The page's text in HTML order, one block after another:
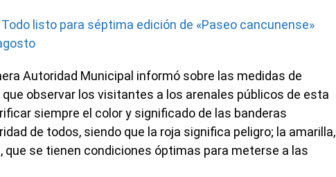
Todo listo para séptima edición de «Paseo cancunense»
Autoridad Municipal informó sobre las medidas de
observar los visitantes a los arenales públicos de esta
siempre el color y significado de las banderas
de todos, siendo que la roja significa peligro; la amarilla,
que se tienen condiciones óptimas para meterse a las